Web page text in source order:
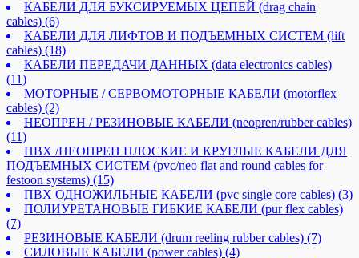
КАБЕЛИ ДЛЯ БУКСИРУЕМЫХ ЦЕПЕЙ (drag chain
cables) (6)
КАБЕЛИ ДЛЯ ЛИФТОВ И ПОДЪЕМНЫХ СИСТЕМ (lift
cables) (18)
КАБЕЛИ ПЕРЕДАЧИ ДАННЫХ (data electronics cables)
(11)
МОТОРНЫЕ / СЕРВОМОТОРНЫЕ КАБЕЛИ (motorflex
cables) (2)
НЕОПРЕН / РЕЗИНОВЫЕ КАБЕЛИ (neopren/rubber cables)
(11)
ПВХ /НЕОПРЕН ПЛОСКИЕ И КРУГЛЫЕ КАБЕЛИ ДЛЯ
ПОДЪЕМНЫХ СИСТЕМ (pvc/neo flat and round cables for
festoon systems) (15)
ПВХ ОДНОЖИЛЬНЫЕ КАБЕЛИ (pvc single core cables) (3)
ПОЛИУРЕТАНОВЫЕ ГИБКИЕ КАБЕЛИ (pur flex cables)
(7)
РЕЗИНОВЫЕ КАБЕЛИ (drum reeling rubber cables) (7)
СИЛОВЫЕ КАБЕЛИ (power cables) (4)